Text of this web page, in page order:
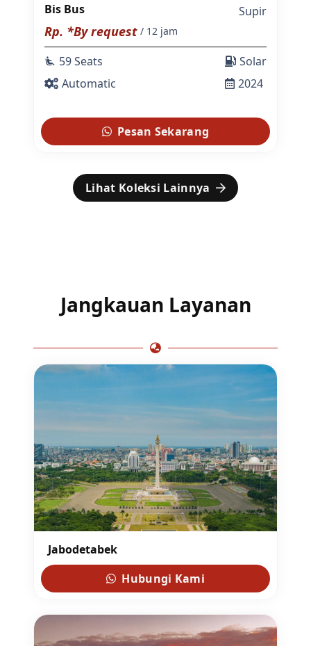
Bis Bus Supir
Rp. *By request / 12 jam
airline_seat_recline_extra 59 Seats
Automatic
Solar
2024
Pesan Sekarang
Lihat Koleksi Lainnya
Jangkauan Layanan
Jabodetabek
Hubungi Kami